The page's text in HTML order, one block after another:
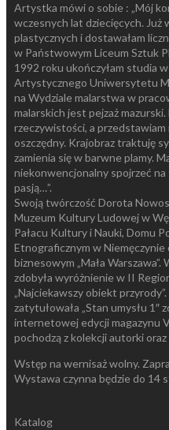
Artystka mówi o sobie : „Mój
wczesnych lat dziecięcych. Już
plastycznych i dostawałam
w Państwowym Liceum Sztuk
1992 roku ukończyłam studia
Artystycznego Uniwersytetu
na Wydziale malarstwa w
malarskich jest pejzaż
rzeczywistości, a
oszczędny. Krajobraz traktuję
zamienia się w barwne plamy.
niekonwencjonalny spojrzeć
pasją…”.
Swoją twórczość Dorota
Muzeum Kultury Ludowej w
Pałacu Kultury i Nauki, Domu
Etnograficznym w
biznesowym „Mała Warszawa”.
zdobyła wyróżnienie w II
„Najciekawszy obiekt
zatytułowała „Stan umysłu 1″
internetowej edycji magazynu
pochodzą z kolekcji autorki
Wstęp na wernisaż wolny.
Wystawa czynna będzie do 14
Katalog